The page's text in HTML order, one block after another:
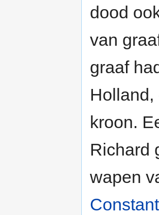
dood
van
graaf
kroon.
Richard
wapen